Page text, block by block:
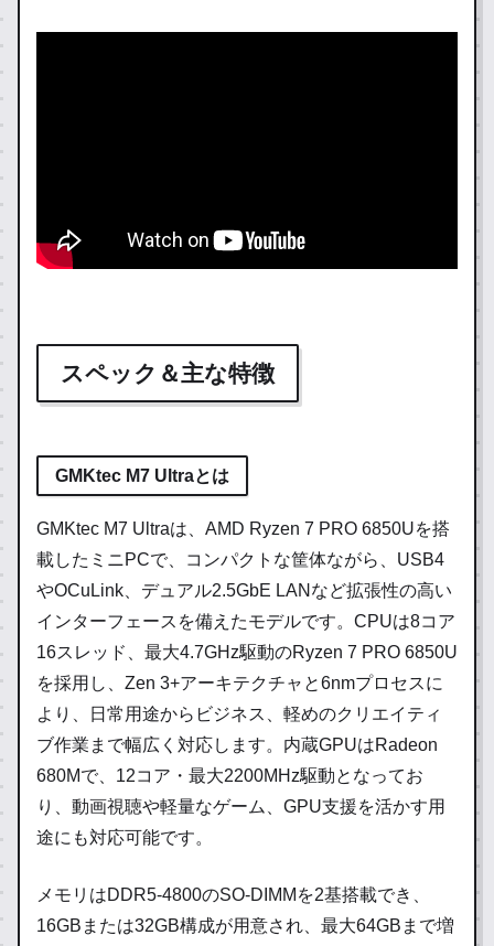
スペック＆主な特徴
GMKtec M7 Ultraとは
GMKtec M7 Ultraは、AMD Ryzen 7 PRO 6850Uを搭
載したミニPCで、コンパクトな筐体ながら、USB4
やOCuLink、デュアル2.5GbE LANなど拡張性の高い
インターフェースを備えたモデルです。CPUは8コア
16スレッド、最大4.7GHz駆動のRyzen 7 PRO 6850U
を採用し、Zen 3+アーキテクチャと6nmプロセスに
より、日常用途からビジネス、軽めのクリエイティ
ブ作業まで幅広く対応します。内蔵GPUはRadeon
680Mで、12コア・最大2200MHz駆動となってお
り、動画視聴や軽量なゲーム、GPU支援を活かす用
途にも対応可能です。
メモリはDDR5-4800のSO-DIMMを2基搭載でき、
16GBまたは32GB構成が用意され、最大64GBまで増